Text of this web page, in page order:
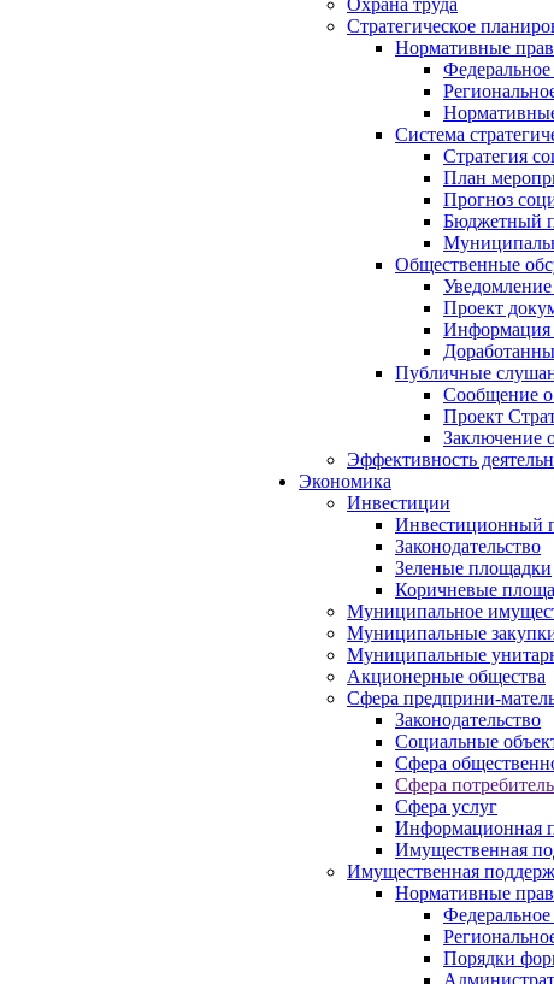
Охрана труда
Стратегическое
Нормативные
Федеральное
Система
Стратегия
План
Прогноз
Бюджетный
Общественные
Проект
Информация
Публичные
Сообщение
Проект
Заключение
Эффективность
Экономика
Инвестиции
Инвестиционный
Законодательство
Зеленые площадки
Коричневые
Муниципальное
Муниципальные
Муниципальные
Акционерные общества
Сфера предприни-
Законодательство
Социальные
Сфера
Сфера
Сфера услуг
Информационная
Имущественная
Имущественная
Нормативные
Федеральное
Порядки